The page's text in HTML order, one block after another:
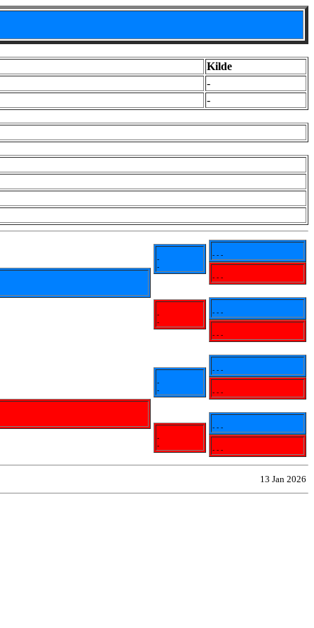
Kilde
-
-
-
-
-
-
-
-
-
-
- - -
- - -
- - -
- - -
- - -
- - -
- - -
- - -
13 Jan 2026